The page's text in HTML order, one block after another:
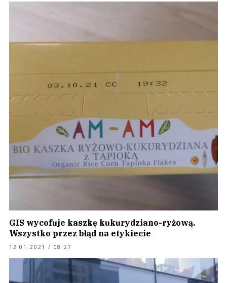
GIS wycofuje kaszkę kukurydziano-ryżową.
Wszystko przez błąd na etykiecie
12.01.2021 / 08:27